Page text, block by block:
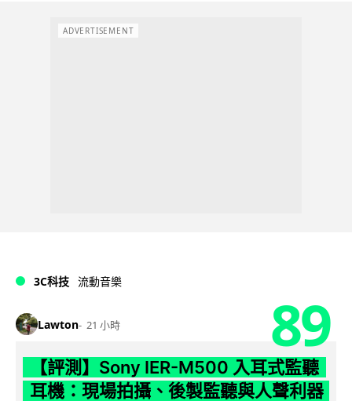
ADVERTISEMENT
3C科技 流動音樂
Lawton 21 小時 89
【評測】Sony IER-M500 入耳式監聽
耳機：現場拍攝、後製監聽與人聲利器